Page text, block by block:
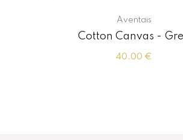
Aventais
Cotton Canvas -
40.00 €